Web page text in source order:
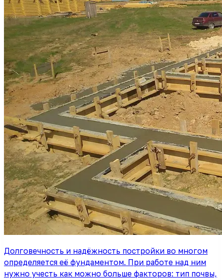
Долговечность и надёжность постройки во многом
определяется её фундаментом. При работе над ним
нужно учесть как можно больше факторов: тип почвы,